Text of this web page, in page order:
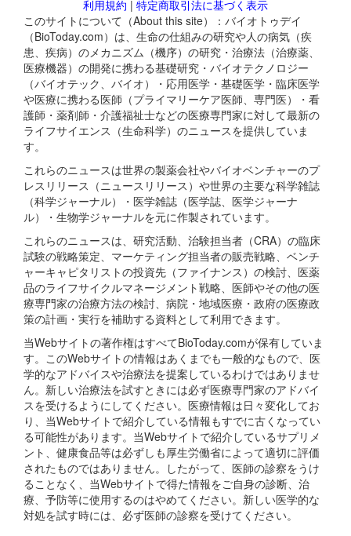
利用規約 | 特定商取引法に基づく表示
このサイトについて（About this site）：バイオトゥデイ
（BioToday.com）は、生命の仕組みの研究や人の病気（疾
患、疾病）のメカニズム（機序）の研究・治療法（治療薬、
医療機器）の開発に携わる基礎研究・バイオテクノロジー
（バイオテック、バイオ）・応用医学・基礎医学・臨床医学
や医療に携わる医師（プライマリーケア医師、専門医）・看
護師・薬剤師・介護福祉士などの医療専門家に対して最新の
ライフサイエンス（生命科学）のニュースを提供していま
す。
これらのニュースは世界の製薬会社やバイオベンチャーのプ
レスリリース（ニュースリリース）や世界の主要な科学雑誌
（科学ジャーナル）・医学雑誌（医学誌、医学ジャーナ
ル）・生物学ジャーナルを元に作製されています。
これらのニュースは、研究活動、治験担当者（CRA）の臨床
試験の戦略策定、マーケティング担当者の販売戦略、ベンチ
ャーキャピタリストの投資先（ファイナンス）の検討、医薬
品のライフサイクルマネージメント戦略、医師やその他の医
療専門家の治療方法の検討、病院・地域医療・政府の医療政
策の計画・実行を補助する資料として利用できます。
当Webサイトの著作権はすべてBioToday.comが保有していま
す。このWebサイトの情報はあくまでも一般的なもので、医
学的なアドバイスや治療法を提案しているわけではありませ
ん。新しい治療法を試すときには必ず医療専門家のアドバイ
スを受けるようにしてください。医療情報は日々変化してお
り、当Webサイトで紹介している情報もすでに古くなってい
る可能性があります。当Webサイトで紹介しているサプリメ
ント、健康食品等は必ずしも厚生労働省によって適切に評価
されたものではありません。したがって、医師の診察をうけ
ることなく、当Webサイトで得た情報をご自身の診断、治
療、予防等に使用するのはやめてください。新しい医学的な
対処を試す時には、必ず医師の診察を受けてください。